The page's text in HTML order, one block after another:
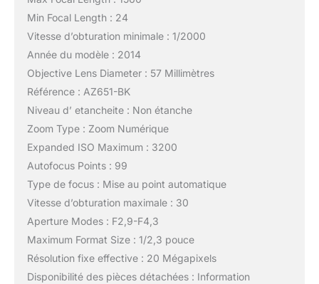
Min Focal Length : 24
Vitesse d’obturation minimale : 1/2000
Année du modèle : 2014
Objective Lens Diameter : 57 Millimètres
Référence : AZ651-BK
Niveau d’ etancheite : Non étanche
Zoom Type : Zoom Numérique
Expanded ISO Maximum : 3200
Autofocus Points : 99
Type de focus : Mise au point automatique
Vitesse d’obturation maximale : 30
Aperture Modes : F2,9-F4,3
Maximum Format Size : 1/2,3 pouce
Résolution fixe effective : 20 Mégapixels
Disponibilité des pièces détachées : Information